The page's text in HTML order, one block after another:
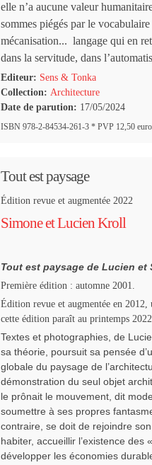
elle n’a aucune valeur
sommes piégés par le
mécanisation... langage qui en
dans la servitude, dans
Editeur: Sens & Tonka
Collection: Architecture
Date de parution: 17/05/2024
ISBN 978-2-84534-261-3 * PVP 12,50
Tout est paysage
Édition revue et augmentée 2022
Simone et Lucien Kroll
Tout est paysage de Lucien et
Première édition : automne 2001.
Édition revue et augmentée en 2012,
cette édition paraît au printemps
Textes et photographies, de
sa théorie, poursuit sa pensée
globale du paysage de
démonstration du seul objet
le prônait le mouvement, dit
soumettre à ses propres
contraire, se doit de rejoindre
habiter, accueillir l’existence des
développer les économies